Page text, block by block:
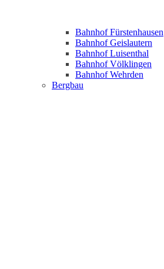
Bahnhof Fürstenhausen
Bahnhof Geislautern
Bahnhof Luisenthal
Bahnhof Völklingen
Bahnhof Wehrden
Bergbau